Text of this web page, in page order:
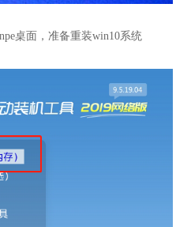
桌面，准备重装win10系统